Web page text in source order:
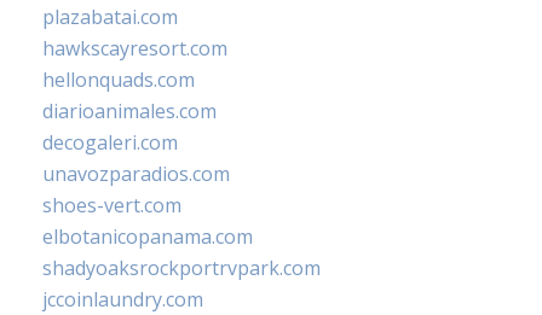
plazabatai.com
hawkscayresort.com
hellonquads.com
diarioanimales.com
decogaleri.com
unavozparadios.com
shoes-vert.com
elbotanicopanama.com
shadyoaksrockportrvpark.com
jccoinlaundry.com